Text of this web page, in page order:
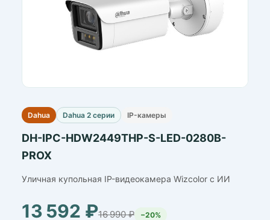
Dahua Dahua 2 серии IP-камеры
DH-IPC-HDW2449THP-S-LED-0280B-
PROX
Уличная купольная IP-видеокамера Wizcolor с ИИ
13 592 ₽16 990 ₽ −20%